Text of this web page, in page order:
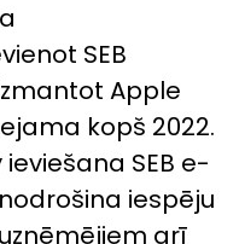
SEB
Apple
kopš 2022.
ieviešana SEB e-
iespēju
arī